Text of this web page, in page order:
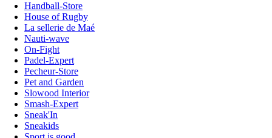
Handball-Store
House of Rugby
La sellerie de Maé
Nauti-wave
On-Fight
Padel-Expert
Pecheur-Store
Pet and Garden
Slowood Interior
Smash-Expert
Sneak'In
Sneakids